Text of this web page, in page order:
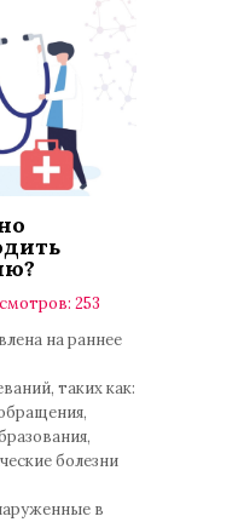
253
на раннее
таких как:
болезни
в